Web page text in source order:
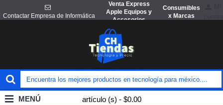
Contactar Empresa de Informática
Venta Express
Apple Equipos y
Accesorios
Consumibles
x Marcas
artículo (s) - $0.00
MENÚ